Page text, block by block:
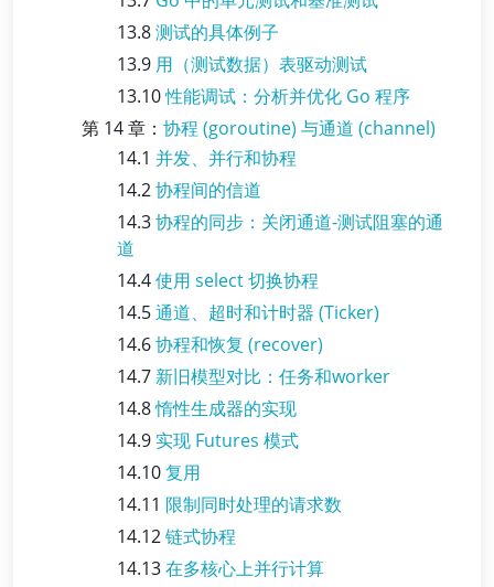
13.8测试的具体例子
13.9 用（测试数据）表驱动测试
13.10性能调试：分析并优化 Go 程序
第 14 章： 协程 (goroutine) 与通道 (channel)
14.1 并发、并行和协程
14.2协程间的信道
14.3协程的同步：关闭通道-测试阻塞的通
道
14.4使用 select 切换协程
14.5通道、超时和计时器 (Ticker)
14.6协程和恢复 (recover)
14.7 新旧模型对比：任务和worker
14.8惰性生成器的实现
14.9 实现 Futures 模式
14.10复用
14.11 限制同时处理的请求数
14.12链式协程
14.13在多核心上并行计算